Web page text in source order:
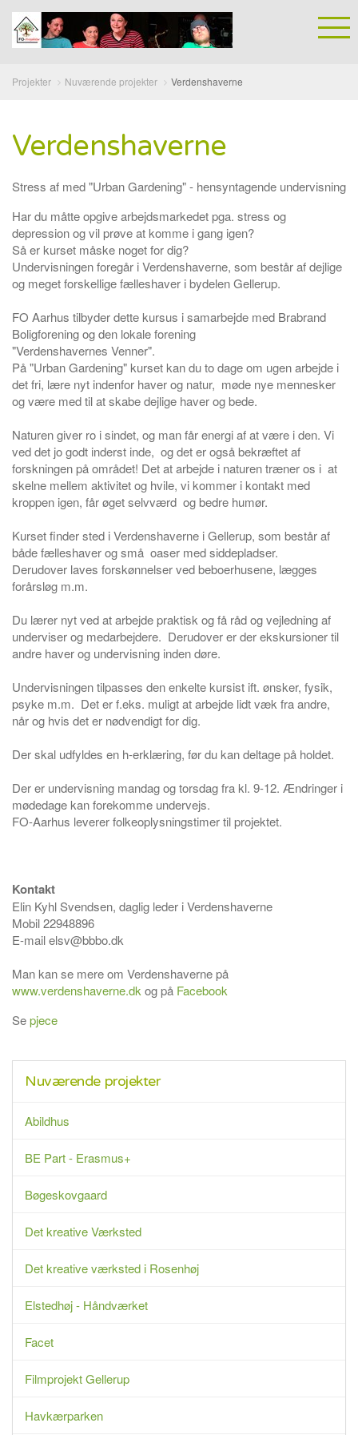
Projekter Nuværende projekter Verdenshaverne
Verdenshaverne
Stress af med "Urban Gardening" - hensyntagende undervisning
Har du måtte opgive arbejdsmarkedet pga. stress og
depression og vil prøve at komme i gang igen?
Så er kurset måske noget for dig?
Undervisningen foregår i Verdenshaverne, som består af dejlige
og meget forskellige fælleshaver i bydelen Gellerup.
FO Aarhus tilbyder dette kursus i samarbejde med Brabrand
Boligforening og den lokale forening
"Verdenshavernes Venner".
På "Urban Gardening" kurset kan du to dage om ugen arbejde i
det fri, lære nyt indenfor haver og natur, møde nye mennesker
og være med til at skabe dejlige haver og bede.
Naturen giver ro i sindet, og man får energi af at være i den. Vi
ved det jo godt inderst inde, og det er også bekræftet af
forskningen på området! Det at arbejde i naturen træner os i at
skelne mellem aktivitet og hvile, vi kommer i kontakt med
kroppen igen, får øget selvværd og bedre humør.
Kurset finder sted i Verdenshaverne i Gellerup, som består af
både fælleshaver og små oaser med siddepladser.
Derudover laves forskønnelser ved beboerhusene, lægges
forårsløg m.m.
Du lærer nyt ved at arbejde praktisk og få råd og vejledning af
underviser og medarbejdere. Derudover er der ekskursioner til
andre haver og undervisning inden døre.
Undervisningen tilpasses den enkelte kursist ift. ønsker, fysik,
psyke m.m. Det er f.eks. muligt at arbejde lidt væk fra andre,
når og hvis det er nødvendigt for dig.
Der skal udfyldes en h-erklæring, før du kan deltage på holdet.
Der er undervisning mandag og torsdag fra kl. 9-12. Ændringer i
mødedage kan forekomme undervejs.
FO-Aarhus leverer folkeoplysningstimer til projektet.
Kontakt
Elin Kyhl Svendsen, daglig leder i Verdenshaverne
Mobil 22948896
E-mail elsv@bbbo.dk
Man kan se mere om Verdenshaverne på
www.verdenshaverne.dk og på Facebook
Sepjece
Nuværende projekter
Abildhus
BE Part - Erasmus+
Bøgeskovgaard
Det kreative Værksted
Det kreative værksted i Rosenhøj
Elstedhøj - Håndværket
Facet
Filmprojekt Gellerup
Havkærparken